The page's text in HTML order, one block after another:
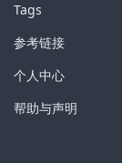
Tags
参考链接
个人中心
帮助与声明